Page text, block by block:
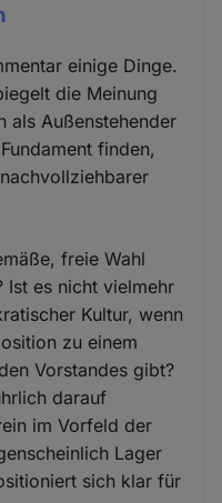
einige Dinge.
die Meinung
als Außenstehender
finden,
freie Wahl
Ist es nicht vielmehr
Kultur, wenn
zu einem
Vorstandes gibt?
darauf
im Vorfeld der
Lager
sich klar für